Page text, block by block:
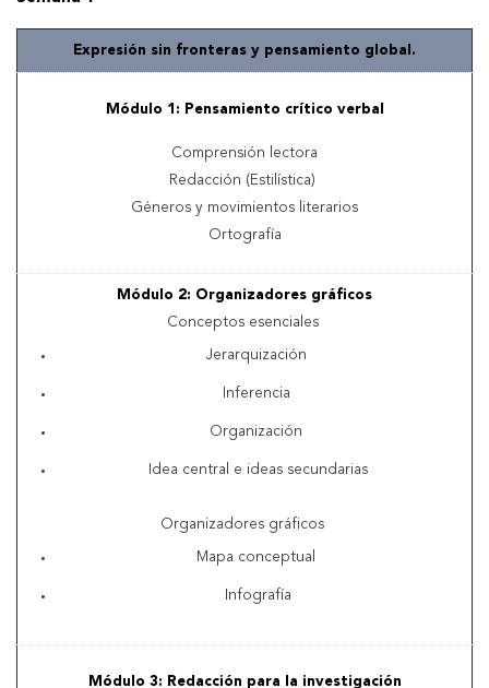
Expresión sin fronteras y pensamiento global.
Módulo 1: Pensamiento crítico verbal
Comprensión lectora
Redacción (Estilística)
Géneros y movimientos literarios
Ortografía
Módulo 2: Organizadores gráficos
Conceptos esenciales
Jerarquización
Inferencia
Organización
Idea central e ideas secundarias
Organizadores gráficos
Mapa conceptual
Infografía
Módulo 3: Redacción para la investigación